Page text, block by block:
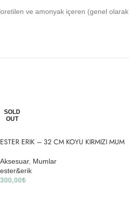
ve amonyak içeren (genel olarak
SOLD
OUT
ESTER ERIK – 32 CM KOYU KIRMIZI MUM
Aksesuar, Mumlar
ester&erik
300,00₺